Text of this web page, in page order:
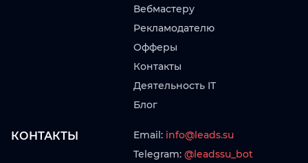
Вебмастеру
Рекламодателю
Офферы
Контакты
Деятельность IT
Блог
КОНТАКТЫ Email: info@leads.su
Telegram: @leadssu_bot